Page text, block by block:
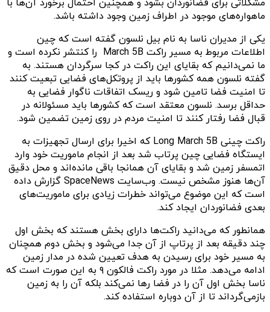
مشکلاتی برای فضانوردان بشود و همچنین احتمال برخورد آن‌ها با
ماهواره‌های موجود در اطراف زمین وجود داشته باشد.
یکی از مدیران ناسا به نام بیل نلسون گفته است که چین
اطلاعات مربوط به مسیر راکت March 5B را کنتشر نکرده است و
ما نمی‌دانیم که بقایای این راکت در کجا سرگردان هستند. به
گفته نلسون همه کشورها باید از پروتکل‌های فضایی تبعیت کنند
تا امنیت فضا تامین شود و ریسک اتفاقات ناگوار فضایی به
حداقل برسد. نلسون معتقد است که کشورها باید مسئولانه در
قبال فضا رفتار کنند تا امنیت مردم در روی زمین تضمین شود.‌
راکت چینی Long March 5B که اخیرا برای ارسال تجهیزات به
ایستگاه فضایی چین پرتاب شد بعد از انجام ماموریت خود وارد
اتمسفر زمین شد و بقایای آن همانجا باقی مانده‌اند و محل دقیق
آن‌ها هنوز مشخص نیست. وب‌سایت SpaceNews گزارش داده
است که این موضوع می‌تواند خطرات زیادی برای ماموریت‌های
بعدی فضانوردان ایجاد کند.
همانطور که می‌دانید راکت‌ها دارای بخش هستند که بخش اول
چند دقیقه بعد از پرتاپ از آن جدا می‌شود و بخش دوم همچنان
به مسیر خود برای رسیدن به هدف تعیین شده در مدار زمین
ادامه می‌دهد. مثلا در مورد راکت فالکون ۹ به این صورت است که
ناسا بخش اول آن را در فضا رها نمی‌کند بلکه آن را به زمین
بازمی‌گرداند تا از آن دوباره استفاده کند.